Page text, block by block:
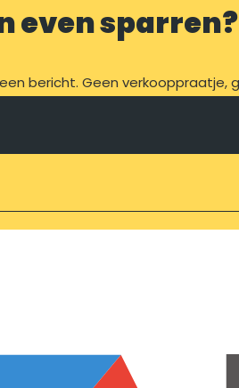
even sparren?
bericht. Geen verkooppraatje,